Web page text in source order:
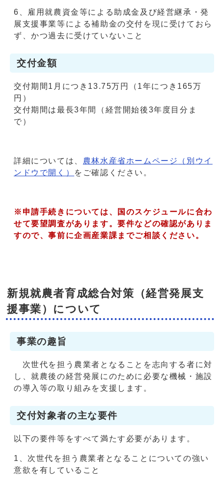
6、雇用就農資金等による助成金及び経営継承・発
展支援事業等による補助金の交付を現に受けておら
ず、かつ過去に受けていないこと
交付金額
交付期間1月につき13.75万円（1年につき165万
円）
交付期間は最長3年間（経営開始後3年度目分ま
で）
詳細については、 農林水産省ホームページ
（別ウイ
ンドウで開く）
をご確認ください。
※申請手続きについては、国のスケジュールに合わ
せて要望調査があります。要件などの確認がありま
すので、事前に企画産業課までご相談ください。
新規就農者育成総合対策（経営発展支
援事業）について
事業の趣旨
次世代を担う農業者となることを志向する者に対
し、就農後の経営発展にのために必要な機械・施設
の導入等の取り組みを支援します。
交付対象者の主な要件
以下の要件等をすべて満たす必要があります。
1、次世代を担う農業者となることについての強い
意欲を有していること